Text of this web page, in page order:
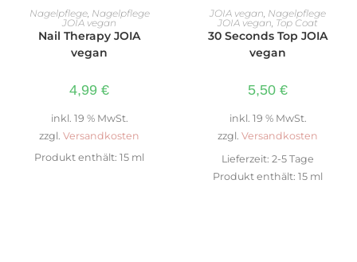
IN DEN WARENKORB
Nagelpflege, Nagelpflege
JOIA vegan
Nail Therapy JOIA
vegan
4,99 €
inkl. 19 % MwSt.
zzgl. Versandkosten
Produkt enthält: 15 ml
WEITERLESEN
JOIA vegan Nagelpflege
JOIA vegan Top Coat
30 Seconds Top JOIA
vegan
5,50 €
inkl. 19 % MwSt.
zzgl. Versandkosten
Lieferzeit: 2-5 Tage
Produkt enthält: 15 ml